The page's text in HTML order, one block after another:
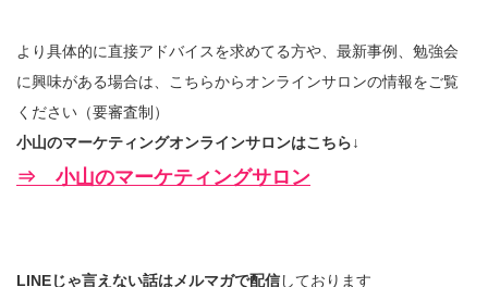
より具体的に直接アドバイスを求めてる方や、最新事例、勉強会
に興味がある場合は、こちらからオンラインサロンの情報をご覧
ください（要審査制）
小山のマーケティングオンラインサロンはこちら↓
⇒ 小山のマーケティングサロン
LINEじゃ言えない話はメルマガで配信しております